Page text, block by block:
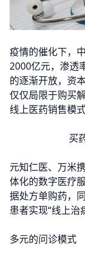
疫情的催化下，
2000亿元，渗透
的逐渐开放，资
仅仅局限于购买
线上医药销售模
买
元知仁医、万米
体化的数字医疗
据处方单购药，
患者实现“线上治
多元的问诊模式